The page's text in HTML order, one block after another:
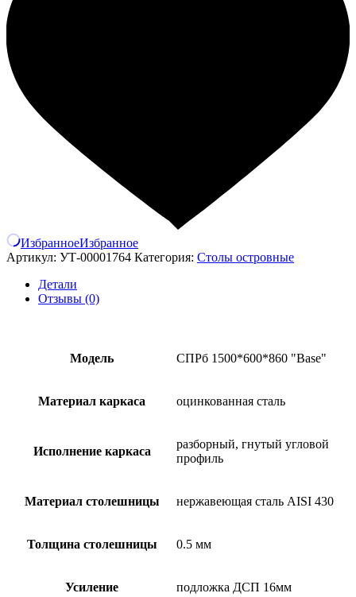
ИзбранноеИзбранное
Артикул: УТ-00001764 Категория: Столы островные
Детали
Отзывы (0)
Модель СПРб 1500*600*860 "Base"
Материал каркаса оцинкованная сталь
Исполнение каркаса
разборный, гнутый угловой
профиль
Материал столешницы нержавеющая сталь AISI 430
Толщина столешницы 0.5 мм
Усиление подложка ДСП 16мм